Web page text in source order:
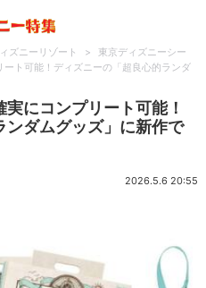
ズニーリゾート >
東京ディズニーシー
ート可能！ディズニーの「超良心的ランダ
実にコンプリート可能！
ンダムグッズ」に新作で
2026.5.6 20:55